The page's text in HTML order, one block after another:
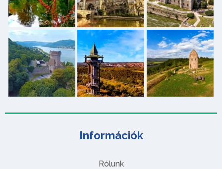
Információk
Rólunk